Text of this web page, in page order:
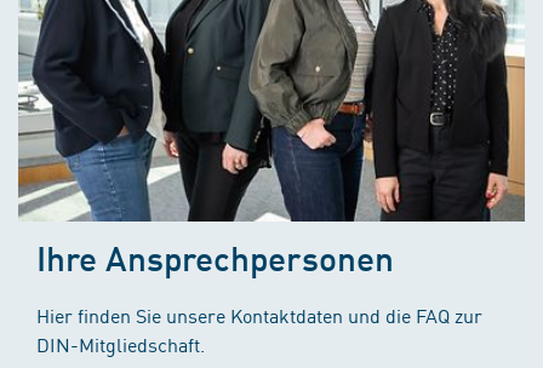
Ihre Ansprechpersonen
Hier finden Sie unsere Kontaktdaten und die FAQ zur
DIN-Mitgliedschaft.